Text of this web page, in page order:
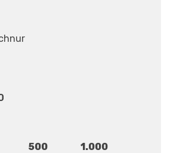
500 1.000